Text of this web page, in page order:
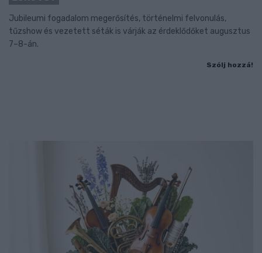
Jubileumi fogadalom megerősítés, történelmi felvonulás,
tűzshow és vezetett séták is várják az érdeklődőket augusztus
7–8-án.
Szólj hozzá!